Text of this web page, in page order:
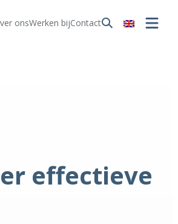
onsWerken bijContact
effectieve